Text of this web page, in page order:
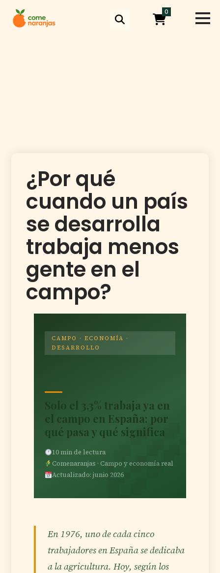
Skip
0
¿Por qué
cuando un país
se desarrolla
trabaja menos
gente en el
campo?
CAMPO · ECONOMÍA ·
DESARROLLO
Solo el 3,3% trabaja ya en
el campo en España: por
qué pasa y qué significa
10 min de lectura
Comenaranjas · Campo y economía real
Actualizado: junio 2026
En 1976, uno de cada cinco
trabajadores en España se dedicaba
a la agricultura. Hoy, según los